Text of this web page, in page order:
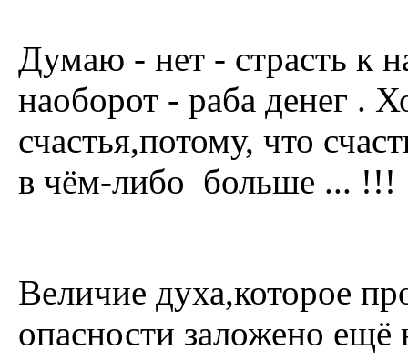
Думаю - нет - страсть к
наоборот - раба денег .
счастья,потому, что
в чём-либо больше ... !!!
Величие духа,которое
опасности заложено